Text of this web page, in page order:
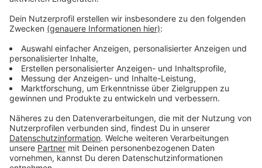
Kritiker sehen hinter dem Vorhaben des Bayer-
Vorstands vor allem einen Versuch, sich abzuschirmen.
Der Vorstand würde sich auf diese Weise Kritiker vom
Leib halten, heißt es unter anderem in einem
Gegenantrag des Netzwerkes „Coordination gegen
Bayer Hauptversammlung immer wieder zu
Protestaktionen und Demos, unter anderem von
Umweltschützern gekommen.